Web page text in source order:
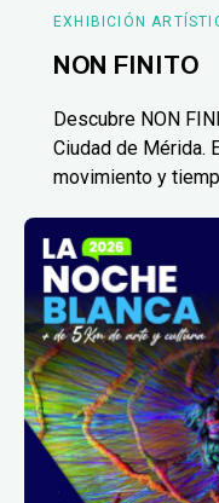
EXHIBICIÓN
NON FINITO
Descubre NON
Ciudad de Mérida.
movimiento y